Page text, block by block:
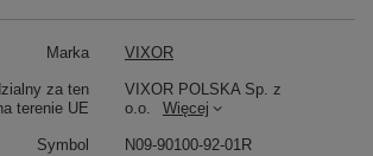
Marka VIXOR
za ten
terenie UE
VIXOR POLSKA Sp. z
o.o.
Więcej
Symbol N09-90100-92-01R